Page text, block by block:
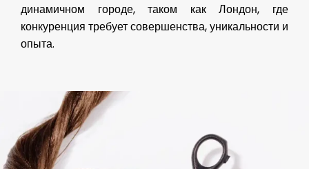
динамичном городе, таком как Лондон, где
конкуренция требует совершенства, уникальности и
опыта.